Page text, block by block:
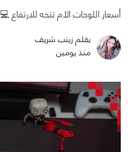
أسعار اللوحات الأم تتجه للارتفاع 💻
بقلم زينب شريف
منذ يومين